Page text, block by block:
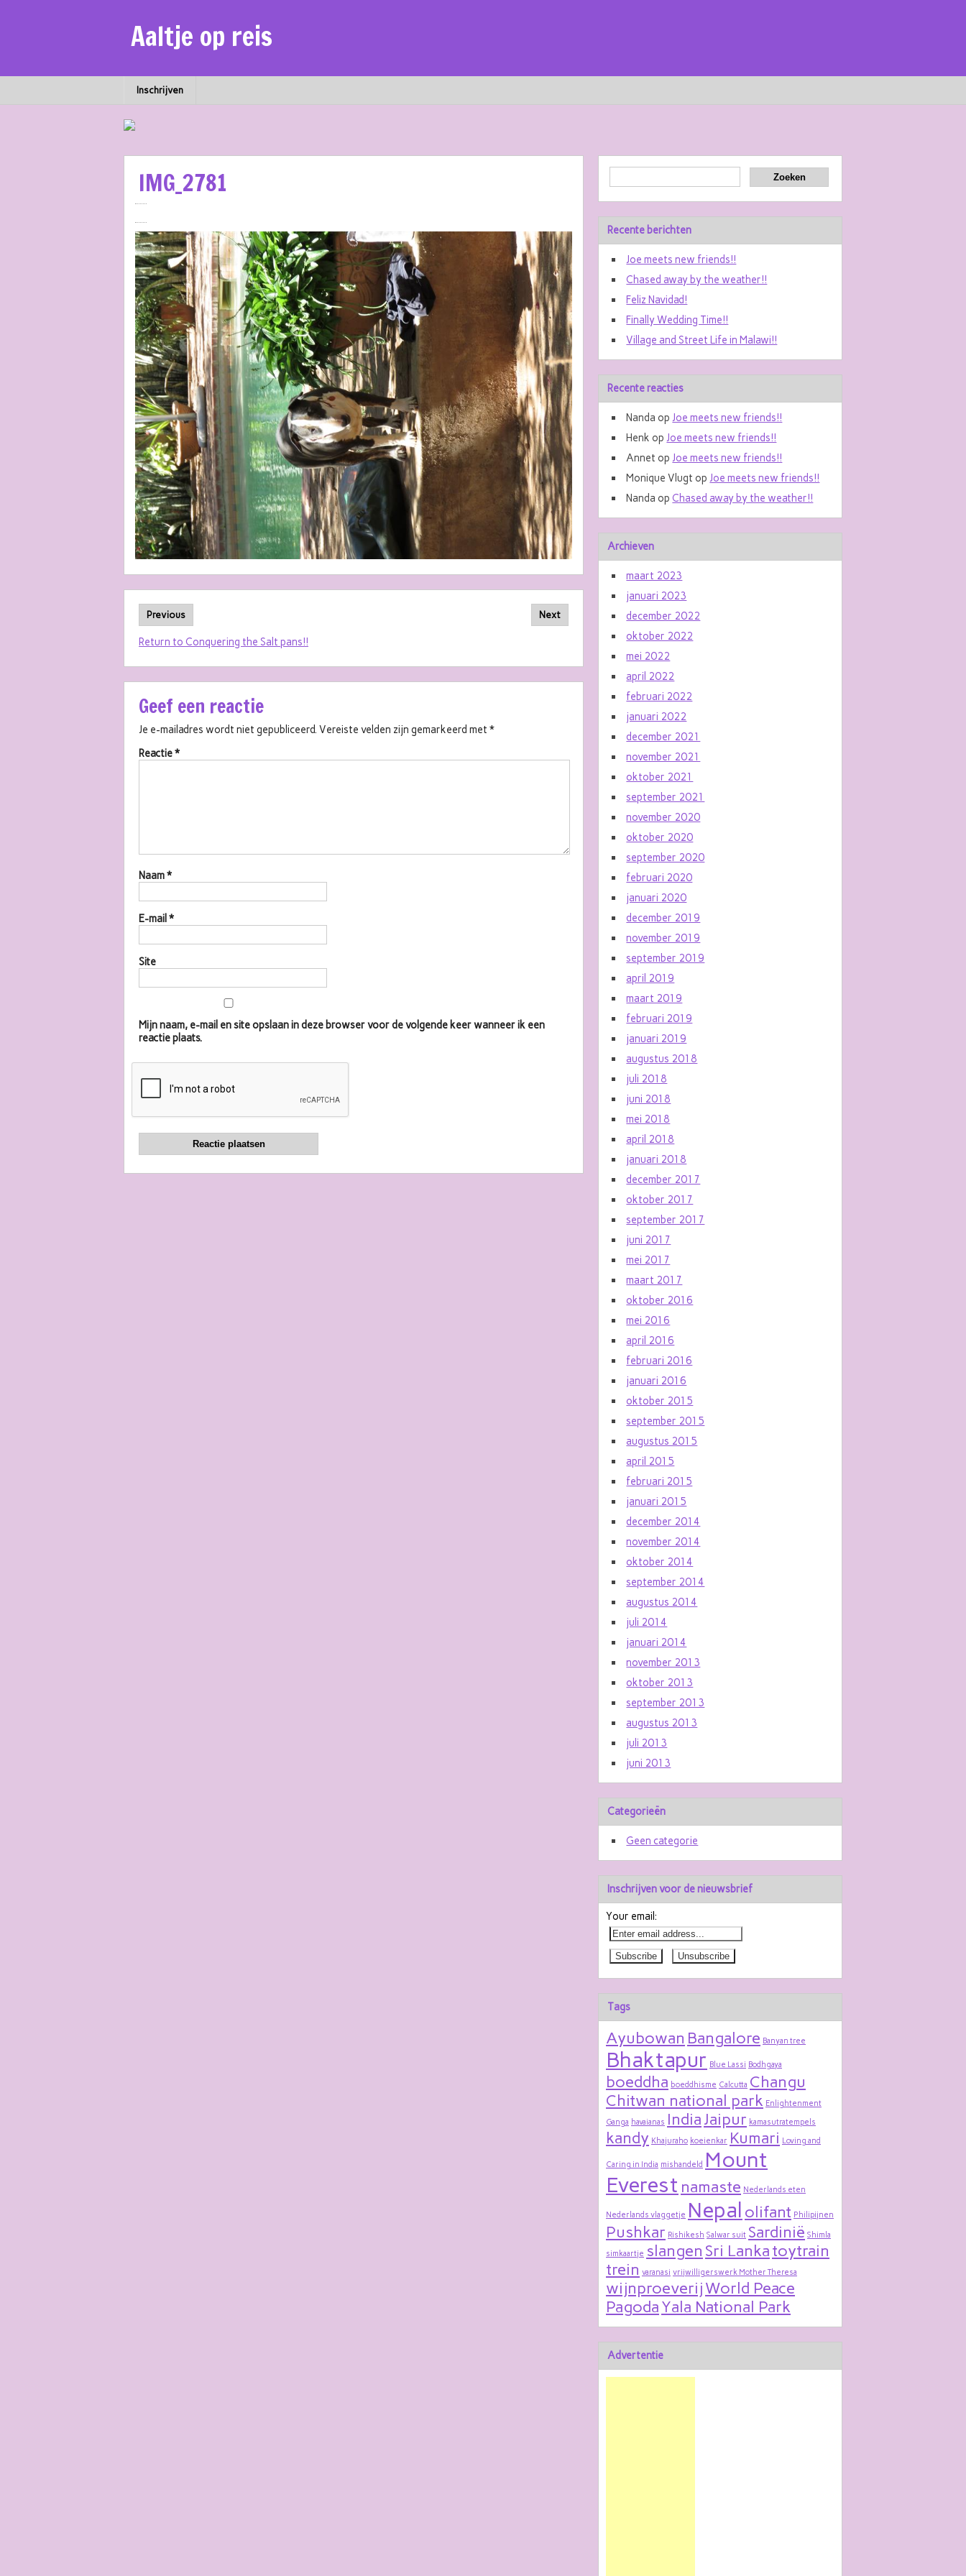
Aaltje op reis
Inschrijven
IMG_2781
Previous Next
Return to Conquering the Salt pans!!
Geef een reactie
Je e-mailadres wordt niet gepubliceerd. Vereiste velden zijn gemarkeerd met *
Reactie*
Naam*
E-mail *
Site
Mijn naam, e-mail en site opslaan in deze browser voor de volgende keer wanneer ik een
reactie plaats.
Recente berichten
Joe meets new friends!!
Chased away by the weather!!
Feliz Navidad!
Finally Wedding Time!!
Village and Street Life in Malawi!!
Recente reacties
Nanda opJoe meets new friends!!
Henk opJoe meets new friends!!
Annet opJoe meets new friends!!
Monique Vlugt opJoe meets new friends!!
Nanda opChased away by the weather!!
Archieven
maart 2023
januari 2023
december 2022
oktober 2022
mei 2022
april 2022
februari 2022
januari 2022
december 2021
november 2021
oktober 2021
september 2021
november 2020
oktober 2020
september 2020
februari 2020
januari 2020
december 2019
november 2019
september 2019
april 2019
maart 2019
februari 2019
januari 2019
augustus 2018
juli 2018
juni 2018
mei 2018
april 2018
januari 2018
december 2017
oktober 2017
september 2017
juni 2017
mei 2017
maart 2017
oktober 2016
mei 2016
april 2016
februari 2016
januari 2016
oktober 2015
september 2015
augustus 2015
april 2015
februari 2015
januari 2015
december 2014
november 2014
oktober 2014
september 2014
augustus 2014
juli 2014
januari 2014
november 2013
oktober 2013
september 2013
augustus 2013
juli 2013
juni 2013
Categorieën
Geen categorie
Inschrijven voor de nieuwsbrief
Your email:
Tags
Ayubowan Bangalore Banyan tree
Bhaktapur Blue Lassi Bodhgaya
boeddha boeddhisme Calcutta Changu
Chitwan national park Enlightenment
Ganga havaianas IndiaJaipur kamasutratempels
kandy Khajuraho koeienkar Kumari Loving and
Caring in India mishandeld Mount
Everest namaste Nederlands eten
Nederlands vlaggetje Nepal olifant Philipijnen
Pushkar Rishikesh Salwar suit Sardinië Shimla
simkaartje slangen Sri Lankatoytrain
trein varanasi vrijwilligerswerk Mother Theresa
wijnproeverijWorld Peace
PagodaYala National Park
Advertentie